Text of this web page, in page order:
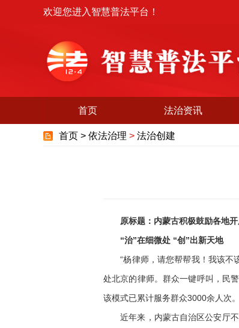
欢迎您进入智慧普法平台！
首页 法治资讯
首页 > 依法治理 > 法治创建
原标题：内蒙古积极鼓励各地
“治”在细微处 “创”出新天地
“杨律师，请您帮帮我！我该不该
处北京的律师。群众一键呼叫，民
该模式已累计服务群众3000余人次。
近年来，内蒙古自治区公安厅不